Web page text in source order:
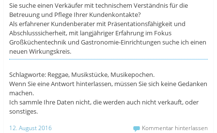
Sie suche einen Verkäufer mit technischem Verständnis für die
Betreuung und Pflege Ihrer Kundenkontakte?
Als erfahrener Kundenberater mit Präsentationsfähigkeit und
Abschlusssicherheit, mit langjähriger Erfahrung im Fokus
Großküchentechnik und Gastronomie-Einrichtungen suche ich einen
neuen Wirkungskreis.
Schlagworte: Reggae, Musikstücke, Musikepochen.
Wenn Sie eine Antwort hinterlassen, müssen Sie sich keine Gedanken
machen.
Ich sammle Ihre Daten nicht, die werden auch nicht verkauft, oder
sonstiges.
12. August 2016 Kommentar hinterlassen